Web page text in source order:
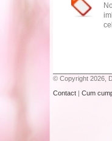
© Copyright 2026,
Contact | Cum